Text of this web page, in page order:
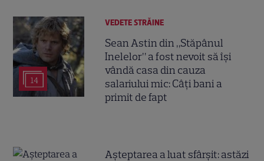
14
VEDETE STRĂINE
Sean Astin din „Stăpânul
Inelelor” a fost nevoit să își
vândă casa din cauza
salariului mic: Câți bani a
primit de fapt
Așteptarea a luat sfârșit: astăzi